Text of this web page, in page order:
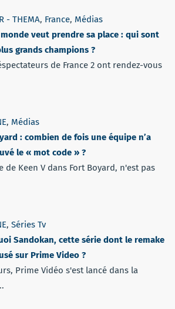
- THEMA, France, Médias
veut prendre sa place : qui sont
grands champions ?
de France 2 ont rendez-vous
, Médias
: combien de fois une équipe n’a
le « mot code » ?
de Keen V dans Fort Boyard, n'est pas
, Séries Tv
Sandokan, cette série dont le remake
sur Prime Video ?
Prime Vidéo s'est lancé dans la